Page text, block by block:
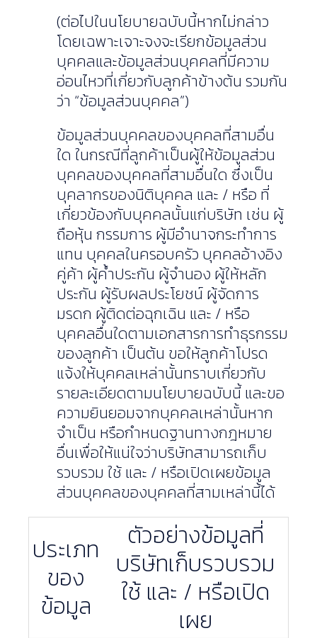
(ต่อไปในนโยบายฉบับนี้หากไม่กล่าว
โดยเฉพาะเจาะจงจะเรียกข้อมูลส่วน
บุคคลและข้อมูลส่วนบุคคลที่มีความ
อ่อนไหวที่เกี่ยวกับลูกค้าข้างต้น รวมกัน
ว่า “ข้อมูลส่วนบุคคล”)
ข้อมูลส่วนบุคคลของบุคคลที่สามอื่น
ใด ในกรณีที่ลูกค้าเป็นผู้ให้ข้อมูลส่วน
บุคคลของบุคคลที่สามอื่นใด ซึ่งเป็น
บุคลากรของนิติบุคคล และ / หรือ ที่
เกี่ยวข้องกับบุคคลนั้นแก่บริษัท เช่น ผู้
ถือหุ้น กรรมการ ผู้มีอำนาจกระทำการ
แทน บุคคลในครอบครัว บุคคลอ้างอิง
คู่ค้า ผู้ค้ำประกัน ผู้จำนอง ผู้ให้หลัก
ประกัน ผู้รับผลประโยชน์ ผู้จัดการ
มรดก ผู้ติดต่อฉุกเฉิน และ / หรือ
บุคคลอื่นใดตามเอกสารการทำธุรกรรม
ของลูกค้า เป็นต้น ขอให้ลูกค้าโปรด
แจ้งให้บุคคลเหล่านั้นทราบเกี่ยวกับ
รายละเอียดตามนโยบายฉบับนี้ และขอ
ความยินยอมจากบุคคลเหล่านั้นหาก
จำเป็น หรือกำหนดฐานทางกฎหมาย
อื่นเพื่อให้แน่ใจว่าบริษัทสามารถเก็บ
รวบรวม ใช้ และ / หรือเปิดเผยข้อมูล
ส่วนบุคคลของบุคคลที่สามเหล่านี้ได้
ประเภท
ของ
ข้อมูล
ตัวอย่างข้อมูลที่
บริษัทเก็บรวบรวม
ใช้ และ / หรือเปิด
เผย